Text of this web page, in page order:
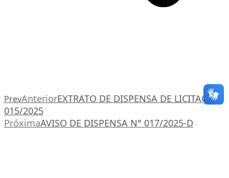
PrevAnteriorEXTRATO DE DISPENSA DE LICITAÇAO
015/2025
PróximaAVISO DE DISPENSA N° 017/2025-D